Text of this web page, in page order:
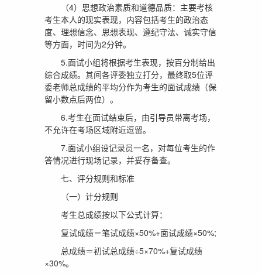
（4）思想政治素质和道德品质：主要考核
考生本人的现实表现，内容包括考生的政治态
度、理想信念、思想表现、遵纪守法、诚实守信
等方面，时间为2分钟。
5.面试小组将根据考生表现，按百分制给出
综合成绩。其间各评委独立打分，最终取5位评
委老师总成绩的平均分作为考生的面试成绩（保
留小数点后两位）。
6.考生在面试结束后，由引导员带离考场，
不允许在考场区域附近逗留。
7.面试小组设记录员一名，对每位考生的作
答情况进行现场记录，并妥存备查。
七、评分规则和标准
（一）计分规则
考生总成绩按以下公式计算：
复试成绩＝笔试成绩×50%+面试成绩×50%;
总成绩＝初试总成绩÷5×70%+复试成绩
×30%。